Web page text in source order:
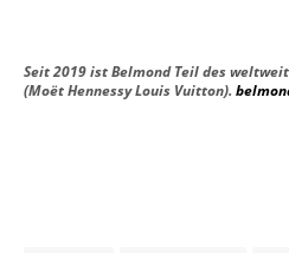
Seit 2019 ist Belmond Teil des
(Moët Hennessy Louis Vuitton).